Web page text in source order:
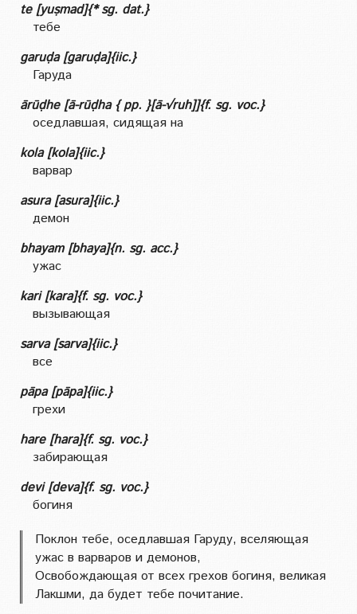
te [yuṣmad]{* sg. dat.}
тебе
garuḍa [garuḍa]{iic.}
Гаруда
ārūḍhe [ā-rūḍha { pp. }[ā-√ruh]]{f. sg. voc.}
оседлавшая, сидящая на
kola [kola]{iic.}
варвар
asura [asura]{iic.}
демон
bhayam [bhaya]{n. sg. acc.}
ужас
kari [kara]{f. sg. voc.}
вызывающая
sarva [sarva]{iic.}
все
pāpa [pāpa]{iic.}
грехи
hare [hara]{f. sg. voc.}
забирающая
devi [deva]{f. sg. voc.}
богиня
Поклон тебе, оседлавшая Гаруду, вселяющая
ужас в варваров и демонов,
Освобождающая от всех грехов богиня, великая
Лакшми, да будет тебе почитание.